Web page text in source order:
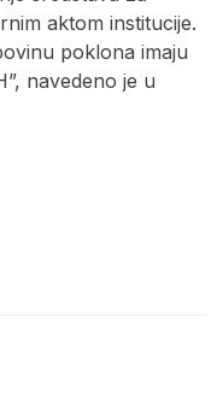
aktom institucije.
poklona imaju
navedeno je u